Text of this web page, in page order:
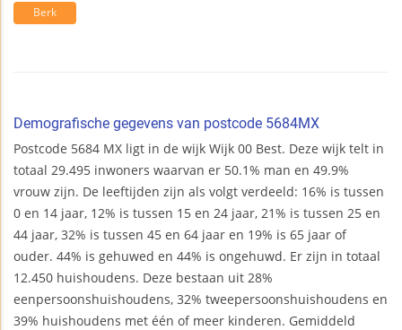
Berk
Demografische gegevens van postcode 5684MX
Postcode 5684 MX ligt in de wijk Wijk 00 Best. Deze wijk telt in
totaal 29.495 inwoners waarvan er 50.1% man en 49.9%
vrouw zijn. De leeftijden zijn als volgt verdeeld: 16% is tussen
0 en 14 jaar, 12% is tussen 15 en 24 jaar, 21% is tussen 25 en
44 jaar, 32% is tussen 45 en 64 jaar en 19% is 65 jaar of
ouder. 44% is gehuwed en 44% is ongehuwd. Er zijn in totaal
12.450 huishoudens. Deze bestaan uit 28%
eenpersoonshuishoudens, 32% tweepersoonshuishoudens en
39% huishoudens met één of meer kinderen. Gemiddeld